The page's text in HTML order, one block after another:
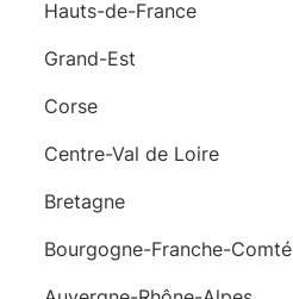
Hauts-de-France
Grand-Est
Corse
Centre-Val de Loire
Bretagne
Bourgogne-Franche-Comté